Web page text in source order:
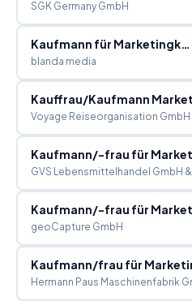
SGK Germany GmbH
Kaufmann für Marketingkommunikation (m/w/d)
blanda media
Voyage Reiseorganisation GmbH
geoCapture GmbH
Hermann Paus Maschinenfabrik